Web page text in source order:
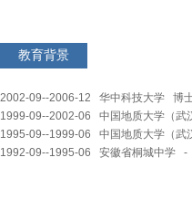
教育背景
2002-09--2006-12 华中科技大学 博
1999-09--2002-06 中国地质大学（武
1995-09--1999-06 中国地质大学（武
1992-09--1995-06 安徽省桐城中学 -